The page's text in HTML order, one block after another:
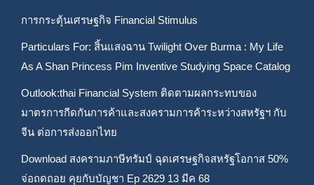
การกระตุ้นเศรษฐกิจ Financial Stimulus
Particulars For: สิ้นแสงฉาน Twilight Over Burma : My Life
As A Shan Princess Pim Inventive Studying Space Catalog
Outlook:thai Financial System ติดตามผลกระทบของ
มาตรการกีดกันการค้าและสงครามการค้าระหว่างสหรัฐฯ กับ
จีน ต่อการส่งออกไทย
Download สงครามภาษีทรัมป์ ฉุดเศรษฐกิจสหรัฐโอกาส 50%
จ่อถดถอย คุยกับบัญชา Ep 2629 13 มีค 68